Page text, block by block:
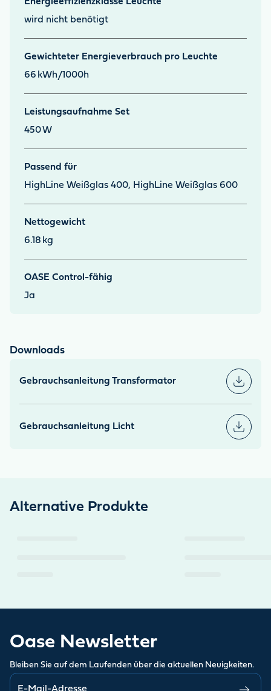
wird nicht benötigt
Gewichteter Energieverbrauch pro Leuchte
66 kWh/1000h
Leistungsaufnahme Set
450W
Passend für
HighLine Weißglas 400, HighLine Weißglas 600
Nettogewicht
6.18 kg
OASE Control-fähig
Ja
Downloads
Gebrauchsanleitung Transformator
Gebrauchsanleitung Licht
Alternative Produkte
Oase Newsletter
Bleiben Sie auf dem Laufenden über die aktuellen Neuigkeiten.